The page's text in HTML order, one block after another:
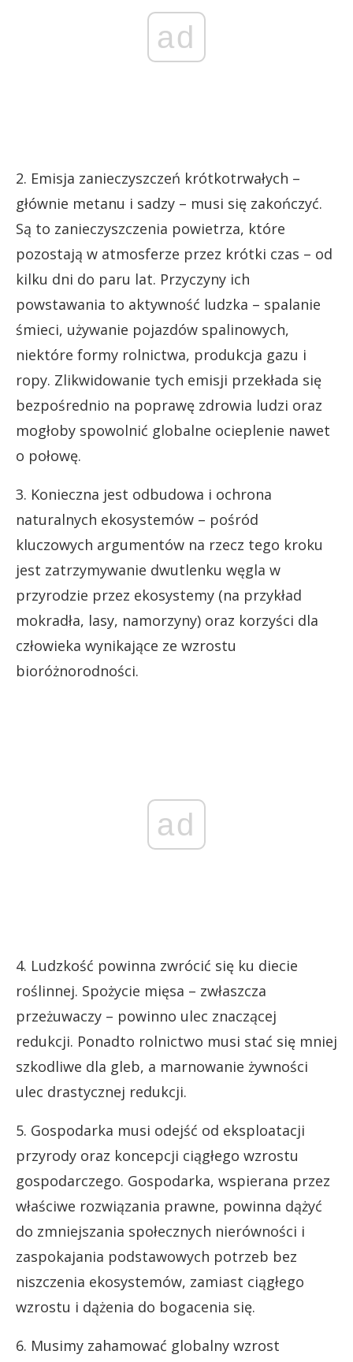
ad
2. Emisja zanieczyszczeń krótkotrwałych –
głównie metanu i sadzy – musi się zakończyć.
Są to zanieczyszczenia powietrza, które
pozostają w atmosferze przez krótki czas – od
kilku dni do paru lat. Przyczyny ich
powstawania to aktywność ludzka – spalanie
śmieci, używanie pojazdów spalinowych,
niektóre formy rolnictwa, produkcja gazu i
ropy. Zlikwidowanie tych emisji przekłada się
bezpośrednio na poprawę zdrowia ludzi oraz
mogłoby spowolnić globalne ocieplenie nawet
o połowę.
3. Konieczna jest odbudowa i ochrona
naturalnych ekosystemów – pośród
kluczowych argumentów na rzecz tego kroku
jest zatrzymywanie dwutlenku węgla w
przyrodzie przez ekosystemy (na przykład
mokradła, lasy, namorzyny) oraz korzyści dla
człowieka wynikające ze wzrostu
bioróżnorodności.
ad
4. Ludzkość powinna zwrócić się ku diecie
roślinnej. Spożycie mięsa – zwłaszcza
przeżuwaczy – powinno ulec znaczącej
redukcji. Ponadto rolnictwo musi stać się mniej
szkodliwe dla gleb, a marnowanie żywności
ulec drastycznej redukcji.
5. Gospodarka musi odejść od eksploatacji
przyrody oraz koncepcji ciągłego wzrostu
gospodarczego. Gospodarka, wspierana przez
właściwe rozwiązania prawne, powinna dążyć
do zmniejszania społecznych nierówności i
zaspokajania podstawowych potrzeb bez
niszczenia ekosystemów, zamiast ciągłego
wzrostu i dążenia do bogacenia się.
6. Musimy zahamować globalny wzrost